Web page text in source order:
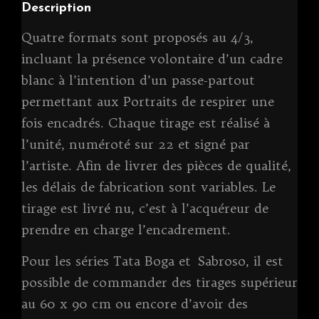
o
o
k
er a
t
k
Description
Quatre formats sont proposés au 4/3,
incluant la présence volontaire d’un cadre
blanc à l’intention d’un passe-partout
permettant aux Portraits de respirer une
fois encadrés. Chaque tirage est réalisé à
l’unité, numéroté sur 22 et signé par
l’artiste. Afin de livrer des pièces de qualité,
les délais de fabrication sont variables. Le
tirage est livré nu, c’est à l’acquéreur de
prendre en charge l’encadrement.
Pour les séries Tata Boga et Sabroso, il est
possible de commander des tirages supérieur
au 60 x 90 cm ou encore d’avoir des